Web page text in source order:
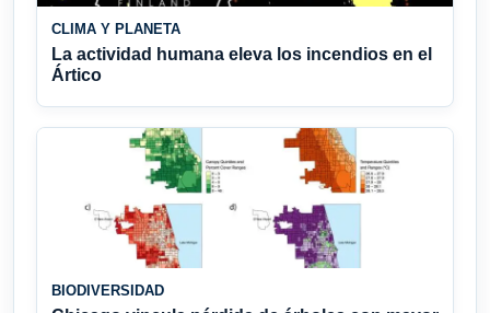
CLIMA Y PLANETA
La actividad humana eleva los incendios en el
Ártico
BIODIVERSIDAD